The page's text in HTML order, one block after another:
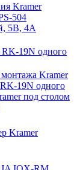
Kramer
504
5В, 4А
19N одного
Kramer
19N одного
под столом
Kramer